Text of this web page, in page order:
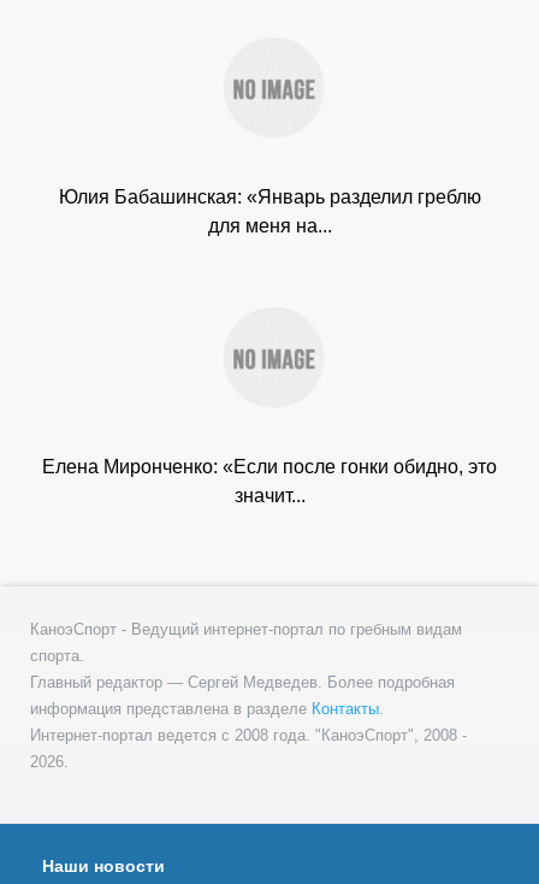
Юлия Бабашинская: «Январь разделил греблю
для меня на...
Елена Миронченко: «Если после гонки обидно, это
значит...
КаноэСпорт - Ведущий интернет-портал по гребным видам
спорта.
Главный редактор — Сергей Медведев. Более подробная
информация представлена в разделе Контакты
Интернет-портал ведется с 2008 года. "КаноэСпорт", 2008 -
2026.
Наши новости